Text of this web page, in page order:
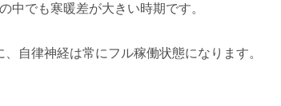
中でも寒暖差が大きい時期です。
自律神経は常にフル稼働状態になります。